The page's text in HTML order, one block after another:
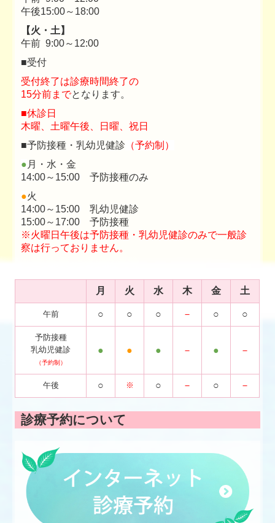
午後15:00～18:00
【火・ 土】
午前 9:00～12:00
■受付
受付終了は診療時間終了の
15分前までとなります。
■休診日
木曜、土曜午後、日曜、祝日
■予防接種・乳幼児健診 （予約制）
● 月・水・金
14:00～15:00予防接種のみ
●火
14:00～15:00 乳幼児健診
15:00～17:00 予防接種
※火曜日午後は予防接種・乳幼児健診のみで一般診
察は行っておりません。
月 火 水 木 金 土
午前 ○ ○ ○ － ○ ○
予防接種
乳幼児健診
（予約制）
● ● ● － ● －
午後 ○ ※ ○ － ○ －
診療予約について